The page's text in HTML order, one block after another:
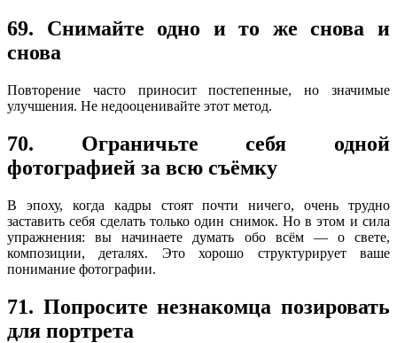
69. Снимайте одно и то же снова и
снова
Повторение часто приносит постепенные, но значимые
улучшения. Не недооценивайте этот метод.
70. Ограничьте себя одной
фотографией за всю съёмку
В эпоху, когда кадры стоят почти ничего, очень трудно
заставить себя сделать только один снимок. Но в этом и сила
упражнения: вы начинаете думать обо всём — о свете,
композиции, деталях. Это хорошо структурирует ваше
понимание фотографии.
71. Попросите незнакомца позировать
для портрета